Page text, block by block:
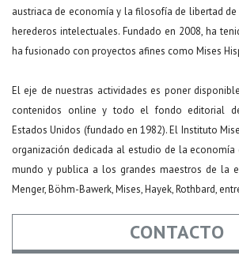
austriaca de economía y la filosofía de libertad de
herederos intelectuales. Fundado en 2008, ha
ha fusionado con proyectos afines como Mises
El eje de nuestras actividades es poner
contenidos online y todo el fondo editorial
Estados Unidos (fundado en 1982). El Instituto
organización dedicada al estudio de la
mundo y publica a los grandes maestros de la
Menger, Böhm-Bawerk, Mises, Hayek, Rothbard,
CONTACTO